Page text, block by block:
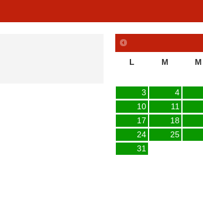
L M M
3
4
10
11
17
18
24
25
31